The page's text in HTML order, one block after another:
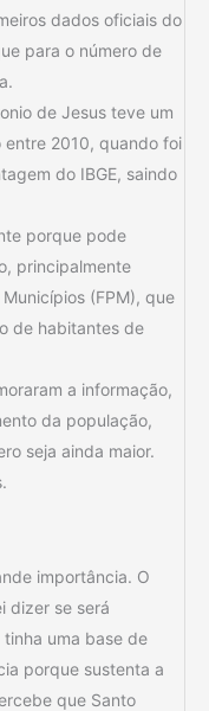
dados oficiais do
para o número de
de Jesus teve um
entre 2010, quando foi
do IBGE, saindo
porque pode
principalmente
(FPM), que
de habitantes de
a informação,
da população,
seja ainda maior.
importância. O
dizer se será
uma base de
porque sustenta a
que Santo